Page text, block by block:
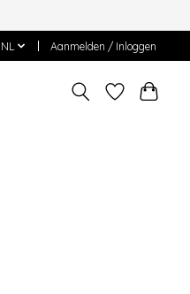
NL Aanmelden / Inloggen